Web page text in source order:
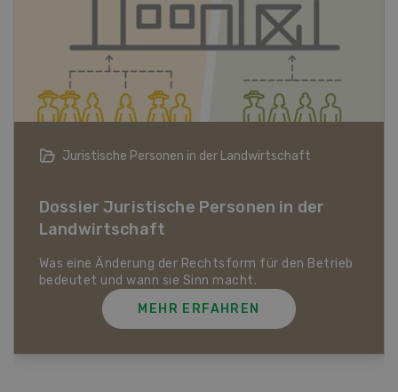
Bio-Artikel
Dossier Bio-Artikel
MEHR ERFAHREN